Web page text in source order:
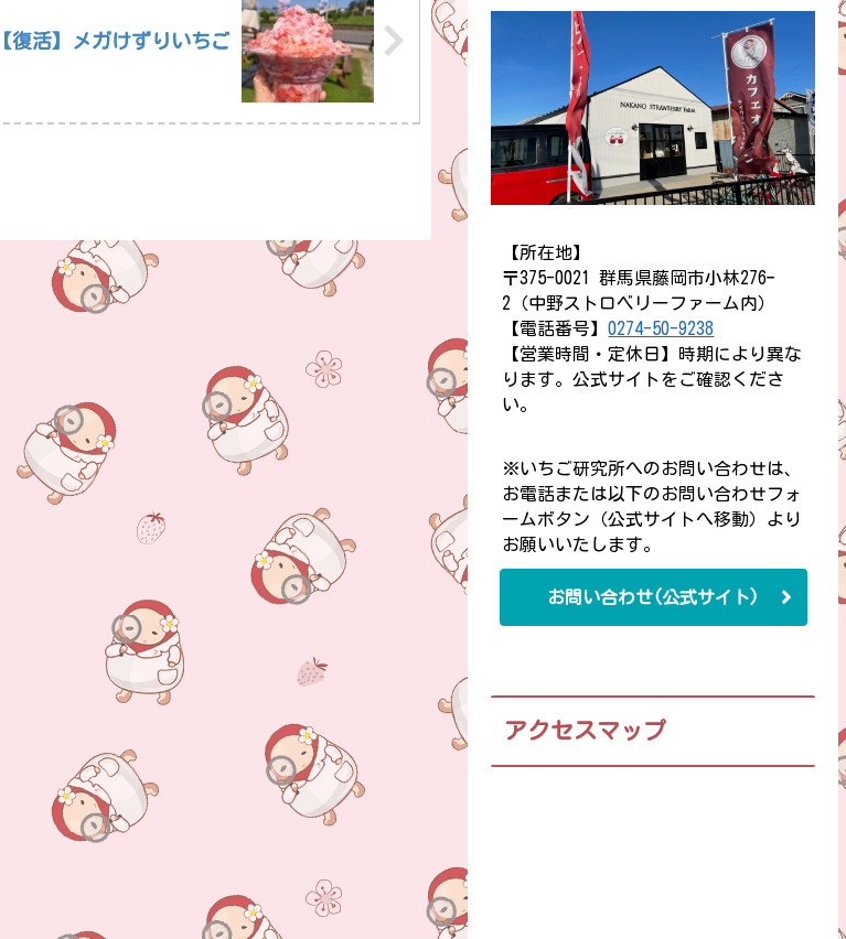
【復活】メガけずりいちご
【所在地】
〒375-0021 群馬県藤岡市小林276ｰ
2（中野ストロベリーファーム内）
【電話番号】0274-50-9238
【営業時間・定休日】時期により異な
ります。公式サイトをご確認くださ
い。
※いちご研究所へのお問い合わせは、
お電話または以下のお問い合わせフォ
ームボタン（公式サイトへ移動）より
お願いいたします。
お問い合わせ(公式サイト)
アクセスマップ